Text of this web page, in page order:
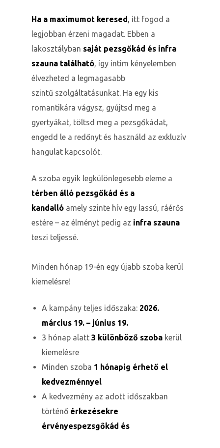
Ha a maximumot keresed, itt fogod a
legjobban érzeni magadat. Ebben a
lakosztályban saját pezsgőkád és infra
szauna található, így intim kényelemben
élvezheted a legmagasabb
szintű szolgáltatásunkat. Ha egy kis
romantikára vágysz, gyújtsd meg a
gyertyákat, töltsd meg a pezsgőkádat,
engedd le a redőnyt és használd az exkluzív
hangulat kapcsolót.
A szoba egyik legkülönlegesebb eleme a
térben álló pezsgőkád és a
kandalló amely szinte hív egy lassú, ráérős
estére – az élményt pedig az infra szauna
teszi teljessé.
Minden hónap 19-én egy újabb szoba kerül
kiemelésre!
A kampány teljes időszaka: 2026.
március 19. – június 19.
3 hónap alatt 3 különböző szobakerül
kiemelésre
Minden szoba 1 hónapig érhető el
kedvezménnyel
A kedvezmény az adott időszakban
történő érkezésekre
érvényespezsgőkád és